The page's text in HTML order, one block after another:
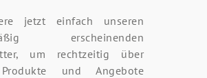
jetzt einfach unseren
erscheinenden
um rechtzeitig über
und Angebote